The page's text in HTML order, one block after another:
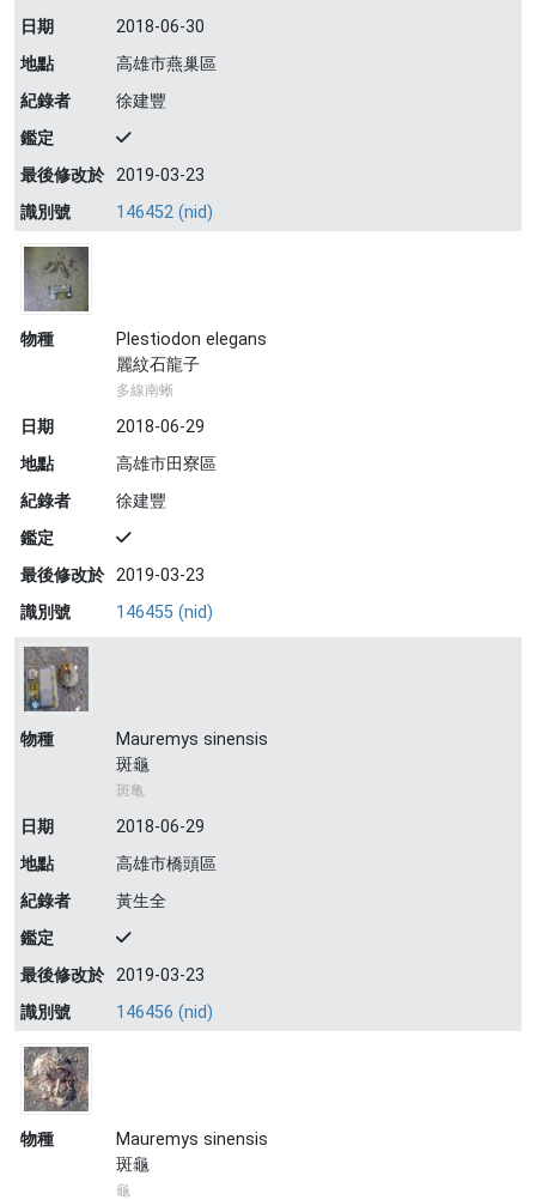
日期
2018-06-30
地點
高雄市燕巢區
紀錄者
徐建豐
鑑定
最後修改於 2019-03-23
識別號
146452 (nid)
物種
Plestiodon elegans
麗紋石龍子
多線南蜥
日期
2018-06-29
地點
高雄市田寮區
紀錄者
徐建豐
鑑定
最後修改於 2019-03-23
識別號
146455 (nid)
物種
Mauremys sinensis
斑龜
斑亀
日期
2018-06-29
地點
高雄市橋頭區
紀錄者
黃生全
鑑定
最後修改於 2019-03-23
識別號
146456 (nid)
物種
Mauremys sinensis
斑龜
龜